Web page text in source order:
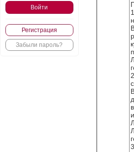
Регистрация
Забыли пароль?